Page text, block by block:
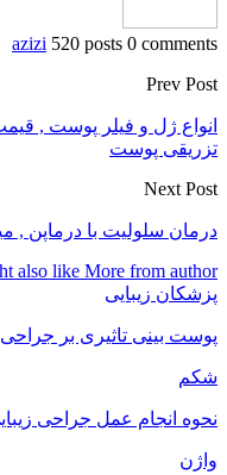
azizi 520 posts 0 comments
Prev Post
انواع ژل و فیلر پوست ,
تزریقی پوست
Next Post
درمان سلولیت با درماپن ,
also like More from author
پزشکان زیبایی
پوست بینی تاثیری بر جراحی
شکم
نحوه انجام عمل جراحی
واژن